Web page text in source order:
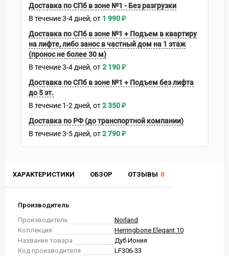
ХАРАКТЕРИСТИКИ ОБЗОР ОТЗЫВЫ 0
Производитель
Производитель
Norland
Коллекция
Herringbone Elegant 10
Название товара
Дуб Иония
Код производителя
LF306-33
Доставка по СПб в зоне №1 - Без разгрузки
В течение3-4 дней 1 990₽
Доставка по СПб в зоне №1 + Подъем в квартиру
на лифте, либо занос в частный дом на 1 этаж
(пронос не более 30 м)
В течение3-4 дней 2 190₽
Доставка по СПб в зоне №1 + Подъем без лифта
до 5 эт.
В течение 1-2 дней 2 350₽
Доставка по РФ (до транспортной компании)
В течение3-5 дней 2 790₽